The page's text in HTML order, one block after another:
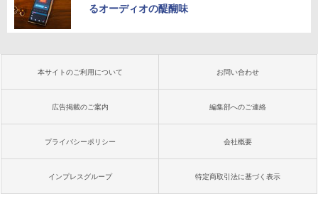
るオーディオの醍醐味
本サイトのご利用について お問い合わせ
広告掲載のご案内 編集部へのご連絡
プライバシーポリシー 会社概要
インプレスグループ 特定商取引法に基づく表示